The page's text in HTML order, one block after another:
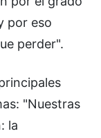
por eso
perder".
"Nuestras
la